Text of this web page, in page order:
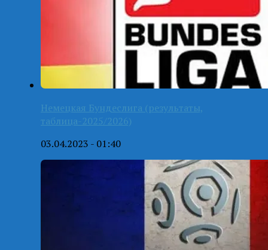
Немецкая Бундеслига (результаты,
таблица-2025/2026)
03.04.2023 - 01:40